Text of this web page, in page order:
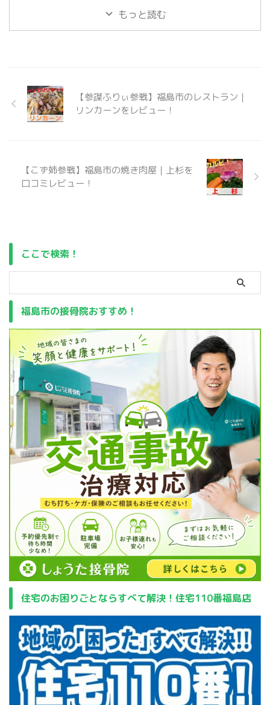
ナーにて『まぐろ解体ショ
ー』が行われています。 まぐ
ろ重量当てクイズなど、お客
orts/iJaSKPQbFec
もっと読む
【参謀ふりぃ参戦】福島市のレストラン｜
リンカーンをレビュー！
【こず姉参戦】福島市の焼き肉屋｜上杉を
口コミレビュー！
ここで検索！
福島市の接骨院おすすめ！
住宅のお困りごとならすべて解決！住宅110番福島店